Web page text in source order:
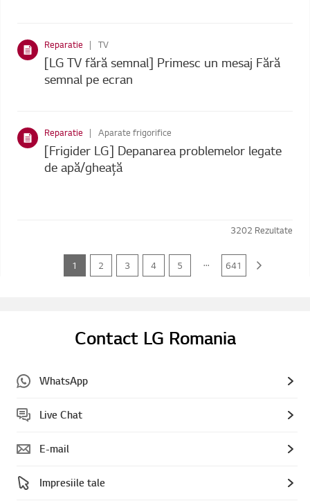
Reparatie TV
[LG TV fără semnal] Primesc un mesaj Fără
semnal pe ecran
Reparatie Aparate frigorifice
[Frigider LG] Depanarea problemelor legate
de apă/gheață
3202 Rezultate
1 2 3 4 5 ... 641
Contact LG Romania
WhatsApp
Live Chat
E-mail
Impresiile tale